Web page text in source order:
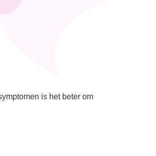
is het beter om